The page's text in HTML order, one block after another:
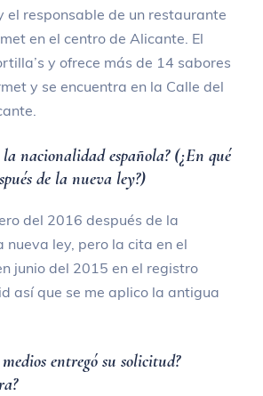
el responsable de un restaurante
en el centro de Alicante. El
y ofrece más de 14 sabores
y se encuentra en la Calle del
nacionalidad española? (¿En qué
de la nueva ley?)
del 2016 después de la
nueva ley, pero la cita en el
junio del 2015 en el registro
así que se me aplico la antigua
entregó su solicitud?